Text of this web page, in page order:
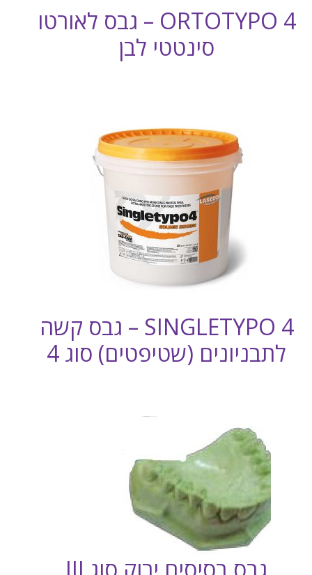
ORTOTYPO 4 – גבס לאורטו
סינטטי לבן
SINGLETYPO 4 – גבס קשה
לתבניונים (שטיפטים) סוג 4